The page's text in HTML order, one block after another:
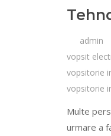
admin
vopsit
vopsitorie
vopsitorie
Multe
urmare a